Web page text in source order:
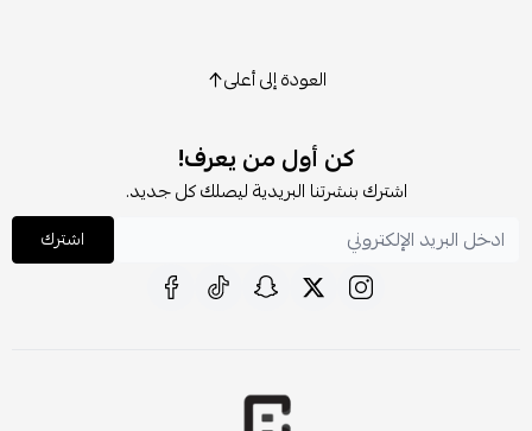
العودة إلى أعلى
كن أول من يعرف!
اشترك بنشرتنا البريدية ليصلك كل جديد.
اشترك